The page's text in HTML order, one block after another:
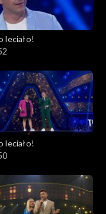
leciało!
leciało!